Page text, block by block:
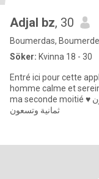
Adjal bz, 30
Boumerdas,
Söker: Kvinna 18 - 30
Entré ici pour cette
homme calme et
ma seconde moitié ♥ صفرسبعة سبعين تسعة وسبعون ستة وتسعون
ثمانية وتسعون